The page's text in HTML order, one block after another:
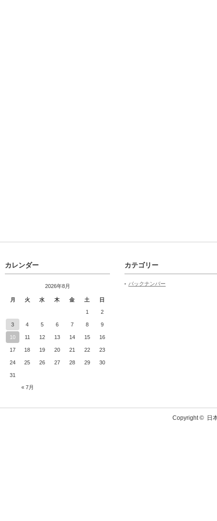
カレンダー
2026年8月
月 火 水 木 金 土 日
« 7月
1 2
3 4 5 6 7 8 9
10 11 12 13 14 15 16
17 18 19 20 21 22 23
24 25 26 27 28 29 30
31
カテゴリー
バックナンバー
Copyright © 日